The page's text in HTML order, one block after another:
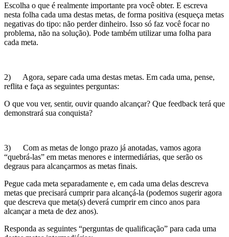
Escolha o que é realmente importante pra você obter. E escreva
nesta folha cada uma destas metas, de forma positiva (esqueça metas
negativas do tipo: não perder dinheiro. Isso só faz você focar no
problema, não na solução). Pode também utilizar uma folha para
cada meta.
2) Agora, separe cada uma destas metas. Em cada uma, pense,
reflita e faça as seguintes perguntas:
O que vou ver, sentir, ouvir quando alcançar? Que feedback terá que
demonstrará sua conquista?
3) Com as metas de longo prazo já anotadas, vamos agora
“quebrá-las” em metas menores e intermediárias, que serão os
degraus para alcançarmos as metas finais.
Pegue cada meta separadamente e, em cada uma delas descreva
metas que precisará cumprir para alcançá-la (podemos sugerir agora
que descreva que meta(s) deverá cumprir em cinco anos para
alcançar a meta de dez anos).
Responda as seguintes “perguntas de qualificação” para cada uma